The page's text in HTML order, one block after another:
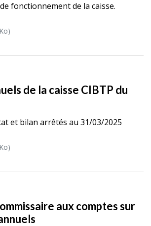
fonctionnement de la caisse.
de la caisse CIBTP du
et bilan arrêtés au 31/03/2025
aux comptes sur